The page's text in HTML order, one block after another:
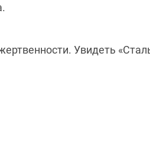
Увидеть